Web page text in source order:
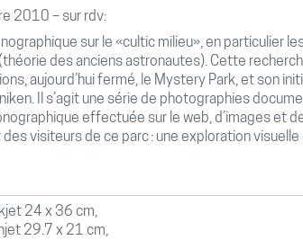
2010 – sur rdv:
sur le «cultic milieu», en particulier
des anciens astronautes). Cette
aujourd’hui fermé, le Mystery Park, et son
Il s’agit une série de photographies
effectuée sur le web, d’images et
visiteurs de ce parc : une exploration visuelle
24 x 36 cm,
29.7 x 21 cm,